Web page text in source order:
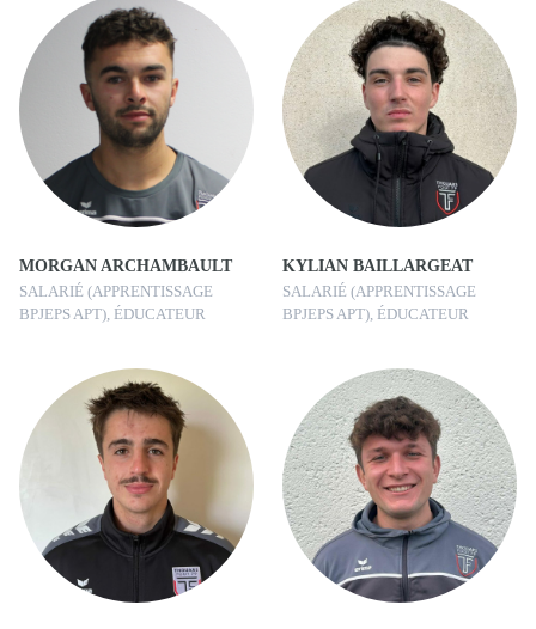
MORGAN ARCHAMBAULT
SALARIÉ (APPRENTISSAGE
BPJEPS APT), ÉDUCATEUR
KYLIAN BAILLARGEAT
SALARIÉ (APPRENTISSAGE
BPJEPS APT), ÉDUCATEUR